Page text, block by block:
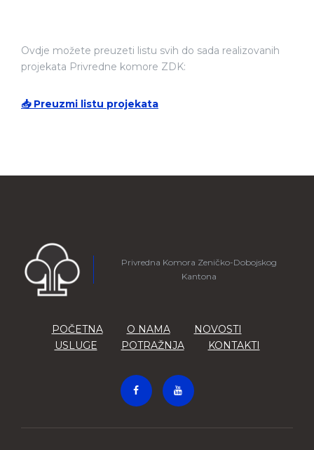
Ovdje možete preuzeti listu svih do sada realizovanih
projekata Privredne komore ZDK:
📥 Preuzmi listu projekata
Privredna Komora Zeničko-Dobojskog
Kantona
POČETNA O NAMA
NOVOSTI
USLUGE
POTRAŽNJA KONTAKTI